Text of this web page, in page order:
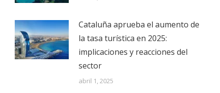
Cataluña aprueba el aumento de
la tasa turística en 2025:
implicaciones y reacciones del
sector
abril 1, 2025